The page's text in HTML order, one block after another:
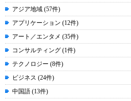
アジア地域 (57件)
アプリケーション (12件)
アート／エンタメ (35件)
コンサルティング (1件)
テクノロジー (8件)
ビジネス (24件)
中国語 (13件)